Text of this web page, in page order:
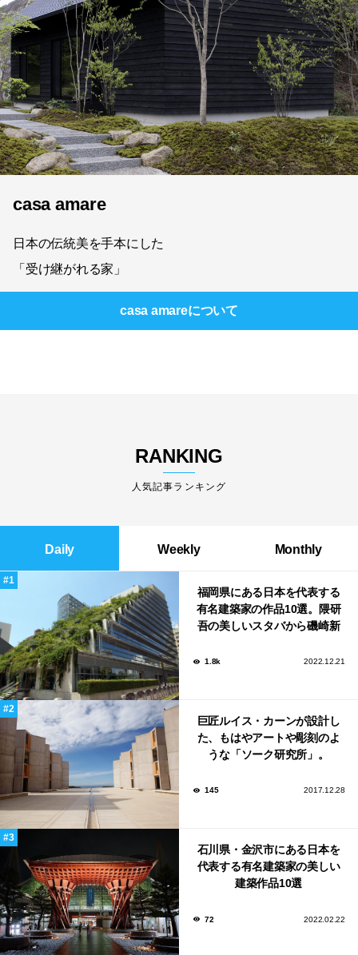
casa amare
日本の伝統美を手本にした
「受け継がれる家」
casa amareについて
RANKING
人気記事ランキング
Daily Weekly Monthly
福岡県にある日本を代表する
有名建築家の作品10選。隈研
吾の美しいスタバから磯崎新
1.8k 2022.12.21
巨匠ルイス・カーンが設計し
た、もはやアートや彫刻のよ
うな「ソーク研究所」。
145 2017.12.28
石川県・金沢市にある日本を
代表する有名建築家の美しい
建築作品10選
72 2022.02.22